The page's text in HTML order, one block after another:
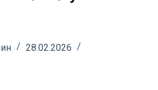
28.02.2026